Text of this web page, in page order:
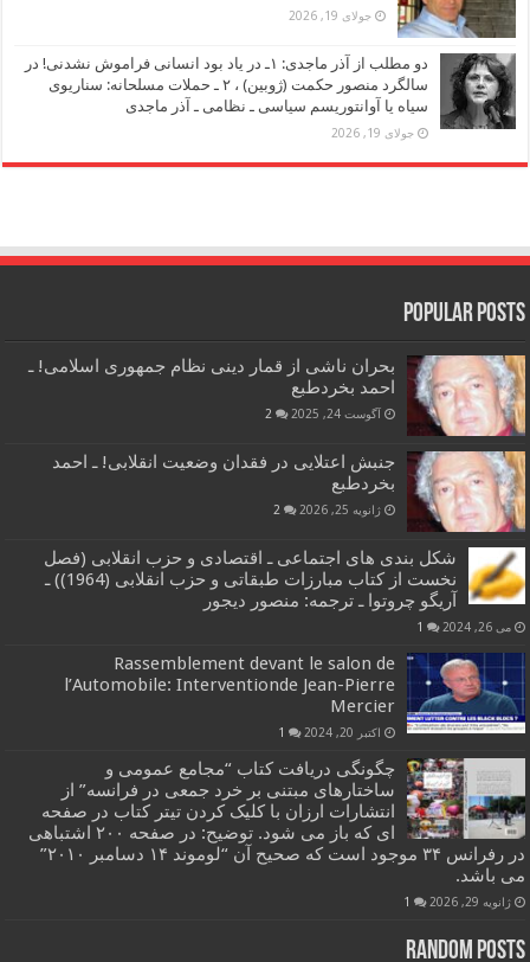
جولای 19, 2026
دو مطلب از آذر ماجدی: ۱ـ در یاد بود انسانی فراموش نشدنی! در
سالگرد منصور حکمت (ژوبین) ، ۲ ـ حملات مسلحانه: سناریوی
سیاه یا آوانتوریسم سیاسی ـ نظامی ـ آذر ماجدی
جولای 19, 2026
Popular Posts
بحران ناشی از قمار دینی نظام جمهوری اسلامی! ـ
احمد بخردطبع
آگوست 24, 2025 2
جنبش اعتلایی در فقدان وضعیت انقلابی! ـ احمد
بخردطبع
ژانویه 25, 2026 2
شکل بندی های اجتماعی ـ اقتصادی و حزب انقلابی (فصل
نخست از کتاب مبارزات طبقاتی و حزب انقلابی (1964)) ـ
آریگو چروتوا ـ ترجمه: منصور دیجور
می 26, 2024 1
Rassemblement devant le salon de
l’Automobile: Interventionde Jean-Pierre
Mercier
اکتبر 20, 2024 1
چگونگی دریافت کتاب “مجامع عمومی و
ساختارهای مبتنی بر خرد جمعی در فرانسه” از
انتشارات ارزان با کلیک کردن تیتر کتاب در صفحه
ای که باز می شود. توضیح: در صفحه ۲۰۰ اشتباهی
در رفرانس ۳۴ موجود است که صحیح آن “لوموند ۱۴ دسامبر ۲۰۱۰”
می باشد.
ژانویه 29, 2026 1
Random Posts